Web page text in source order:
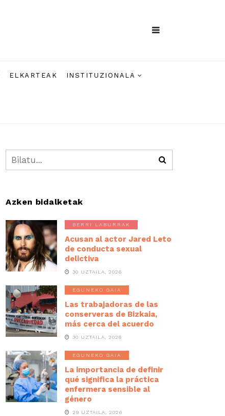
ELKARTEAK INSTITUZIONALA
Azken bidalketak
BERRI LABURRAK
Acusan al actor Jared Leto
de conducta sexual
delictiva
30 UZTAILA, 2026
EGUNEKO GAIA
Las trabajadoras de las
conserveras de Bizkaia,
más cerca del acuerdo
30 UZTAILA, 2026
EGUNEKO GAIA
La importancia de definir
qué significa la práctica
enfermera sensible al
género
29 UZTAILA, 2026